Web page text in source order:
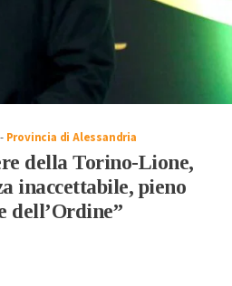
- Provincia di Alessandria
della Torino-Lione,
inaccettabile, pieno
dell’Ordine”